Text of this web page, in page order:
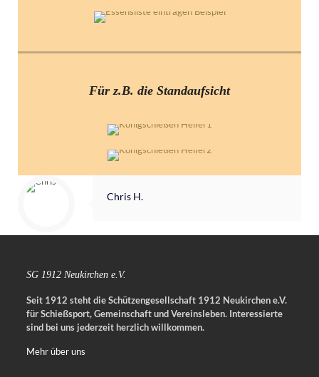
Für z.B. die Standaufsicht
Chris H.
SG 1912 Neukirchen e.V.
Seit 1912 steht die Schützengesellschaft 1912 Neukirchen e.V.
für Schießsport, Gemeinschaft und Vereinsleben. Interessierte
sind bei uns jederzeit herzlich willkommen.
Mehr über uns